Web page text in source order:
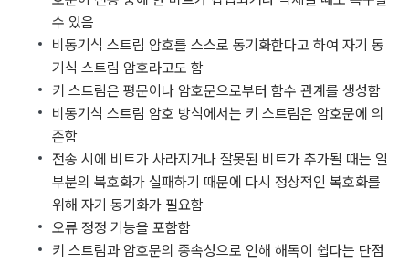
수 있음
비동기식 스트림 암호를 스스로 동기화한다고 하여 자기 동
기식 스트림 암호라고도 함
키 스트림은 평문이나 암호문으로부터 함수 관계를 생성함
비동기식 스트림 암호 방식에서는 키 스트림은 암호문에 의
존함
전송 시에 비트가 사라지거나 잘못된 비트가 추가될 때는 일
부분의 복호화가 실패하기 때문에 다시 정상적인 복호화를
위해 자기 동기화가 필요함
오류 정정 기능을 포함함
키 스트림과 암호문의 종속성으로 인해 해독이 쉽다는 단점